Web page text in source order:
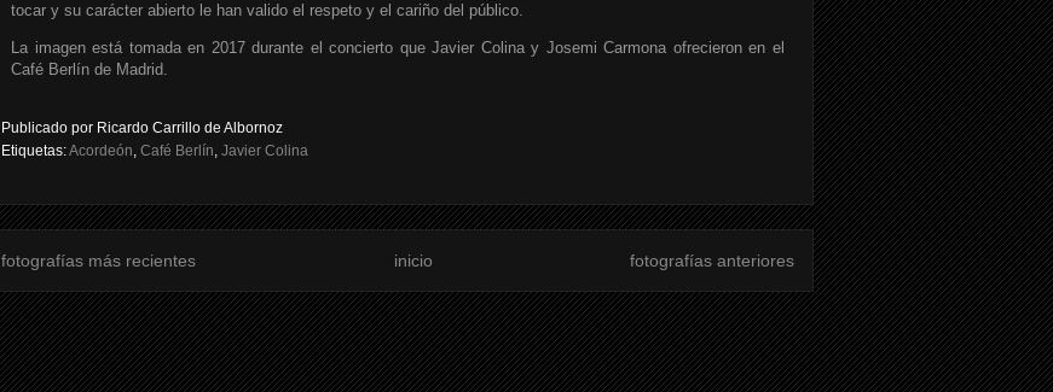
tocar y su carácter abierto le han valido el respeto y el cariño del público.
La imagen está tomada en 2017 durante el concierto que Javier Colina y Josemi Carmona ofrecieron en el
Café Berlín de Madrid.
Publicado por Ricardo Carrillo de Albornoz
Etiquetas:Acordeón, Café Berlín, Javier Colina
fotografías más recientes fotografías anteriores
inicio